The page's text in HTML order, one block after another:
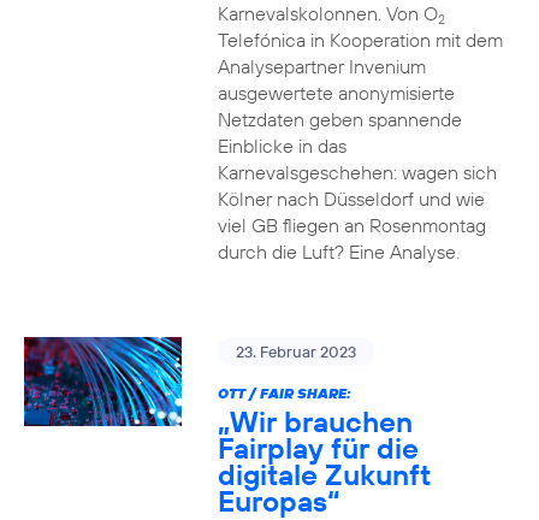
Karnevalskolonnen. Von O2
Telefónica in Kooperation mit dem
Analysepartner Invenium
ausgewertete anonymisierte
Netzdaten geben spannende
Einblicke in das
Karnevalsgeschehen: wagen sich
Kölner nach Düsseldorf und wie
viel GB fliegen an Rosenmontag
durch die Luft? Eine Analyse.
23. Februar 2023
OTT / FAIR SHARE:
„Wir brauchen
Fairplay für die
digitale Zukunft
Europas“